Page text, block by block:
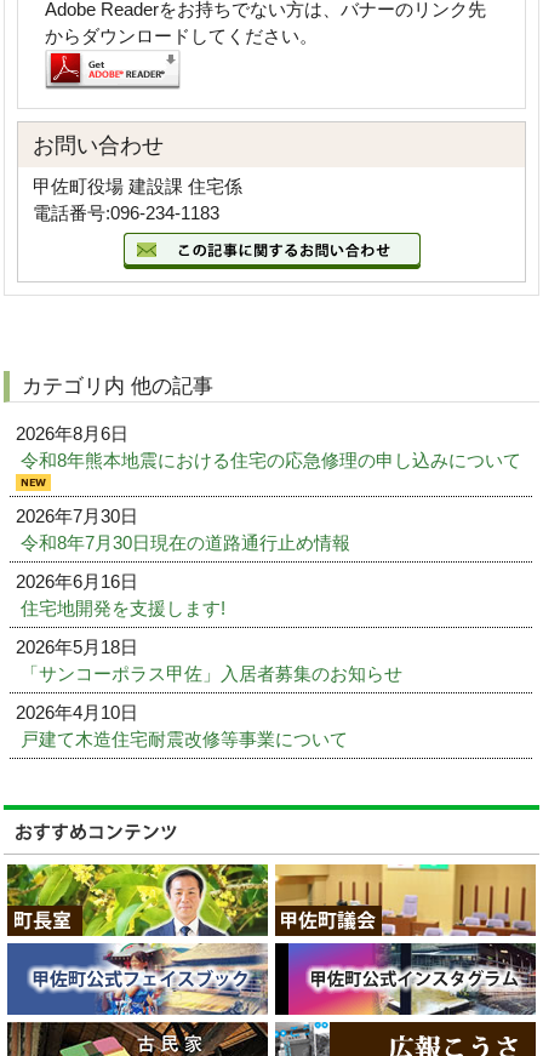
Adobe Readerをお持ちでない方は、バナーのリンク先
からダウンロードしてください。
お問い合わせ
甲佐町役場 建設課 住宅係
電話番号:096-234-1183
カテゴリ内 他の記事
2026年8月6日
令和8年熊本地震における住宅の応急修理の申し込みについて
2026年7月30日
令和8年7月30日現在の道路通行止め情報
2026年6月16日
住宅地開発を支援します!
2026年5月18日
「サンコーポラス甲佐」入居者募集のお知らせ
2026年4月10日
戸建て木造住宅耐震改修等事業について